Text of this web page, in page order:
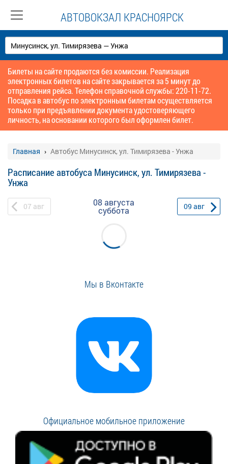
АВТОВОКЗАЛ КРАСНОЯРСК
Билеты на сайте продаются без комиссии. Реализация
электронных билетов на сайте закрывается за 5 минут до
отправления рейса. Телефон справочной службы: 220-11-72.
Посадка в автобус по электронным билетам осуществляется
только при предъявлении документа удостоверяющего
личность, на основании которого был оформлен билет.
Главная Автобус Минусинск, ул. Тимирязева - Унжа
Расписание автобуса Минусинск, ул. Тимирязева -
Унжа
07 авг 08 августа
суббота 09 авг
Мы в Вконтакте
Официальное мобильное приложение